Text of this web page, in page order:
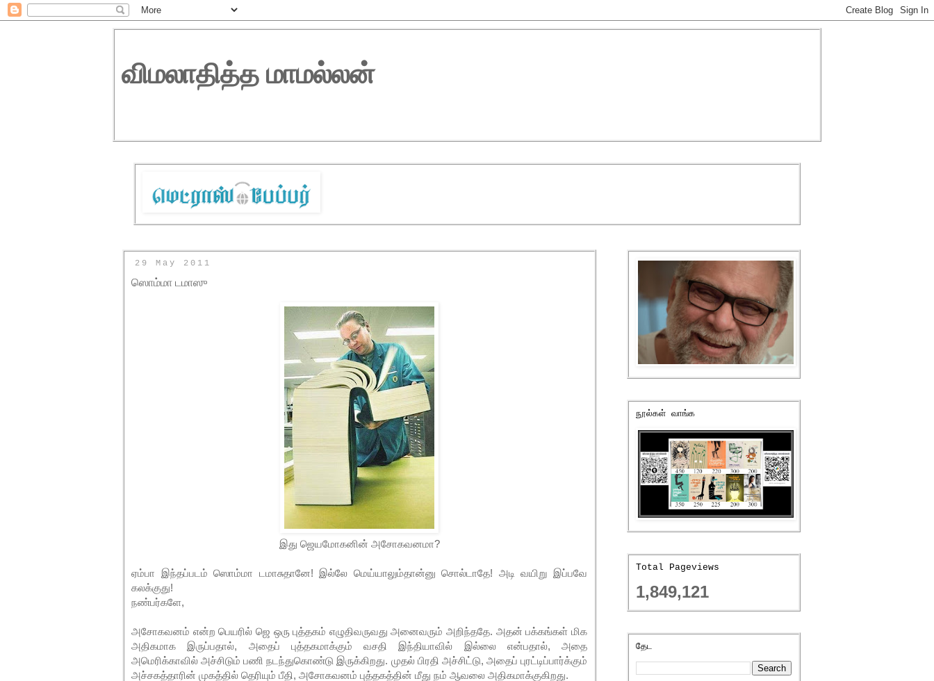
விமலாதித்த மாமல்லன்
29 May 2011
ஸொம்மா டமாஸு
இது ஜெயமோகனின் அசோகவனமா?
ஏம்பா இந்தப்படம் ஸொம்மா டமாசுதானே! இல்லே மெய்யாலும்தான்னு சொல்டாதே! அடி வயிறு இப்பவே
கலக்குது!
நண்பர்களே,
அசோகவனம் என்ற பெயரில் ஜெ ஒரு புத்தகம் எழுதிவருவது அனைவரும் அறிந்ததே. அதன் பக்கங்கள் மிக
அதிகமாக இருப்பதால், அதைப் புத்தகமாக்கும் வசதி இந்தியாவில் இல்லை என்பதால், அதை
அமெரிக்காவில் அச்சிடும் பணி நடந்துகொண்டு இருக்கிறது. முதல் பிரதி அச்சிட்டு, அதைப் புரட்டிப்பார்க்கும்
அச்சகத்தாரின் முகத்தில் தெரியும் பீதி, அசோகவனம் புத்தகத்தின் மீது நம் ஆவலை அதிகமாக்குகிறது.
நூல்கள் வாங்க
Total Pageviews
1,849,121
தேட